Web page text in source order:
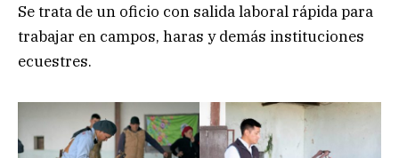
Se trata de un oficio con salida laboral rápida para
trabajar en campos, haras y demás instituciones
ecuestres.